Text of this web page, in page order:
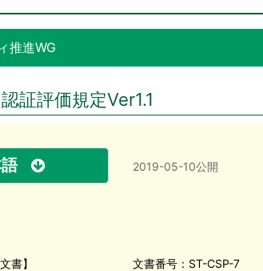
推進WG
証評価規定Ver1.1
2019-05-10公開
書】 文書番号：ST-CSP-7